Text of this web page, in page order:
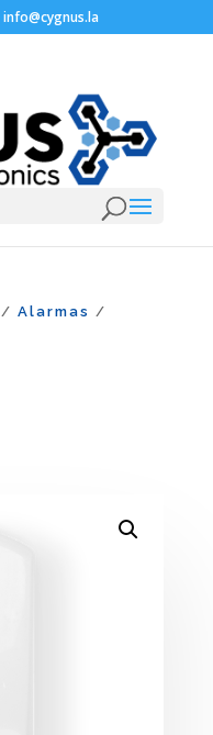
info@cygnus.la
/ Alarmas /